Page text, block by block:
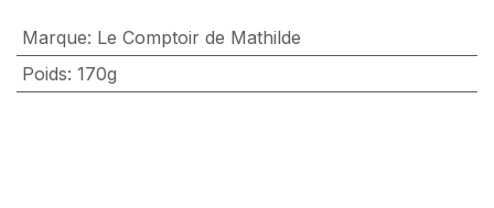
Marque: Le Comptoir de Mathilde
Poids: 170g